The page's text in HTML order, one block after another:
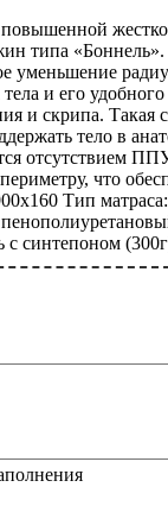
типа «Боннель».
уменьшение
и его
и скрипа. Такая
тело в
отсутствием
что
Тип
с синтепоном